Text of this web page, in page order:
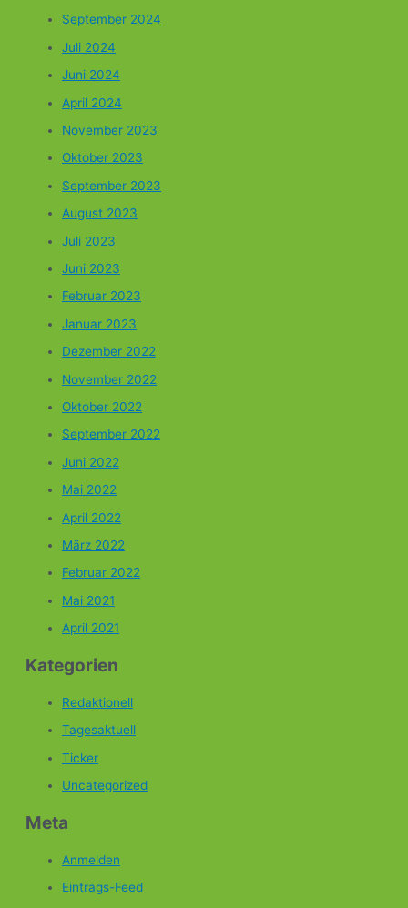
September 2024
Juli 2024
Juni 2024
April 2024
November 2023
Oktober 2023
September 2023
August 2023
Juli 2023
Juni 2023
Februar 2023
Januar 2023
Dezember 2022
November 2022
Oktober 2022
September 2022
Juni 2022
Mai 2022
April 2022
März 2022
Februar 2022
Mai 2021
April 2021
Kategorien
Redaktionell
Tagesaktuell
Ticker
Uncategorized
Meta
Anmelden
Eintrags-Feed